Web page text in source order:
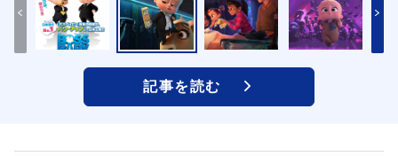
記事を読む